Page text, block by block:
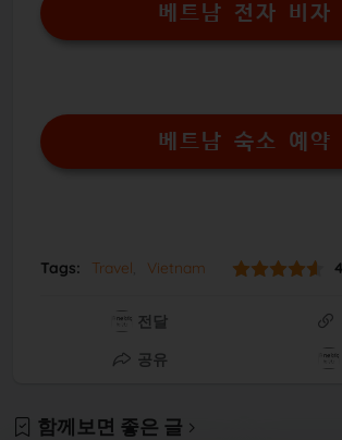
베트남 전자 비자
베트남 숙소 예약
Tags: Travel Vietnam
전달
공유
함께보면 좋은 글